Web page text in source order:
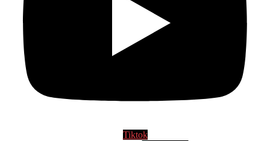
Tiktok